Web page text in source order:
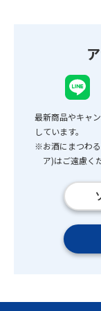
最新商品やキャ
しています。
※お酒にまつわ
ア)はご遠慮く